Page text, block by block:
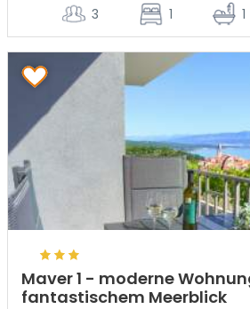
3 1 1
Maver 1 - moderne
fantastischem Meerblick